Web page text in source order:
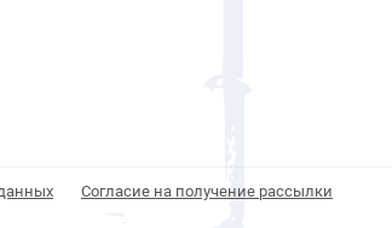
Согласие на получение рассылки